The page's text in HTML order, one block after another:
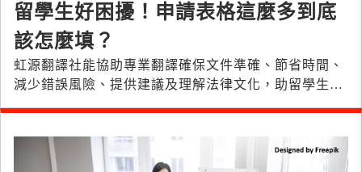
留學生好困擾！申請表格這麼多到底
該怎麼填？
虹源翻譯社能協助專業翻譯確保文件準確、節省時間、
減少錯誤風險、提供建議及理解法律文化，助留學生順